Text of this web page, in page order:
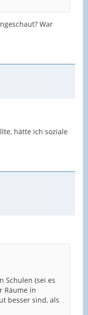
War
hätte ich soziale
Schulen (sei es
Räume in
besser sind, als